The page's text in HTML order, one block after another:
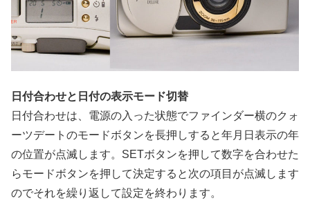
日付合わせと日付の表示モード切替
日付合わせは、電源の入った状態でファインダー横のクォ
ーツデートのモードボタンを長押しすると年月日表示の年
の位置が点滅します。SETボタンを押して数字を合わせた
らモードボタンを押して決定すると次の項目が点滅します
のでそれを繰り返して設定を終わります。